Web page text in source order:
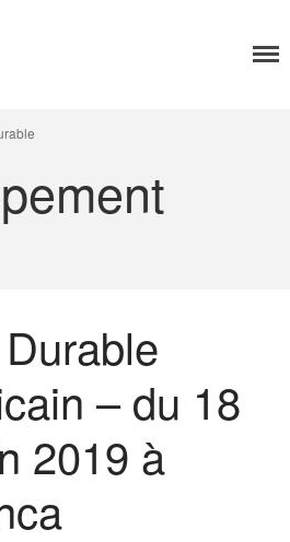
Dialogues MR21
Entreprise & Démocratie
Entreprise & gouvernance
Rapports MR21
Rapport MR21 : Qu’est-ce qu’un
manager responsable ?
Rapport MR21 : Quand la
transformation durable des
entreprises devient l’affaire des
Rapport MR21 : “Un nécessaire
– du 18
2019 à